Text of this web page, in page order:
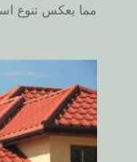
مما يعكس تنوع